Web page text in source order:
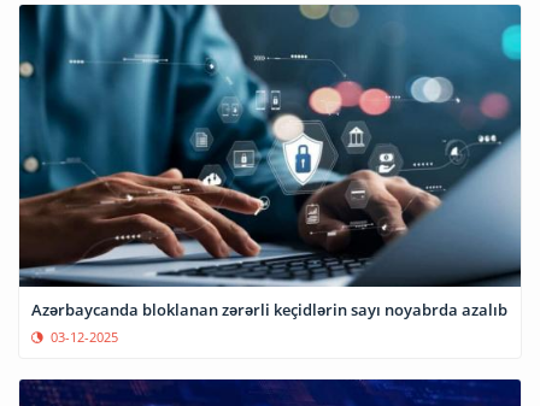
Azərbaycanda bloklanan zərərli keçidlərin sayı noyabrda azalıb
03-12-2025